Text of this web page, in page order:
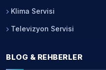
Klima Servisi
Televizyon Servisi
BLOG & REHBERLER